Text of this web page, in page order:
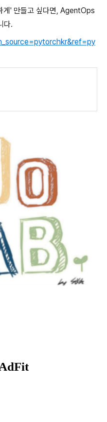
게' 만들고 싶다면, AgentOps
다.